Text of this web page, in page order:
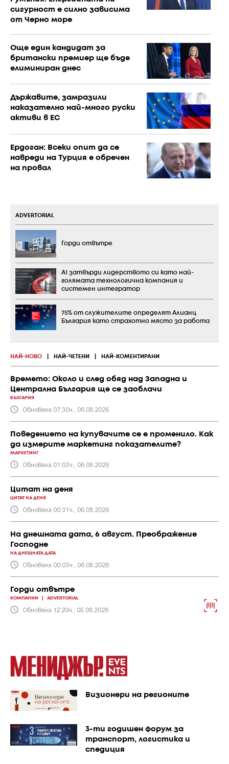
сигурност е силно зависима
от Черно море
Още един кандидат за
британски премиер ще бъде
елиминиран днес
Държавите, замразили
наказателно най-много руски
активи в ЕС
Ердоган: Всеки опит да се
навреди на Турция е обречен
на провал
НАЙ-НОВО НАЙ-ЧЕТЕНИ НАЙ-КОМЕНТИРАНИ
Времето: Около и след обяд над Западна и
Централна България ще се заоблачи
БЪЛГАРИЯ
Обновена 07:30ч., 06.08.2026
Поведението на купувачите се е променило. Как
да измерите маркетинг показателите?
МАРКЕТИНГ
Обновена 01:03ч., 06.08.2026
Цитат на деня
ЦИТАТ НА ДЕНЯ
Обновена 00:31ч., 06.08.2026
На днешната дата, 6 август. Преображение
Господне
НА ДНЕШНАТА ДАТА
Обновена 00:03ч., 06.08.2026
Горди отвътре
КОМПАНИИ ADVERTORIAL
Обновена 12:20ч., 05.08.2026
ADVERTORIAL
Горди отвътре
А1 затвърди лидерството си като най-
голямата технологична компания и
системен интегратор
75% от служителите определят Алианц
България като страхотно място за работа
Визионери на регионите
3-ти годишен форум за
транспорт, логистика и
спедиция